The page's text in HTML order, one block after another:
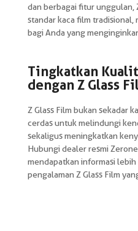
dan berbagai fitur unggulan,
standar kaca film
bagi Anda yang
Tingkatkan
dengan Z Glass
Z Glass Film bukan sekadar
cerdas untuk melindungi
sekaligus meningkatkan
Hubungi dealer resmi
mendapatkan informasi
pengalaman Z Glass Film